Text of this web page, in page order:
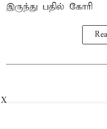
இருந்து பதில் கோரி
X